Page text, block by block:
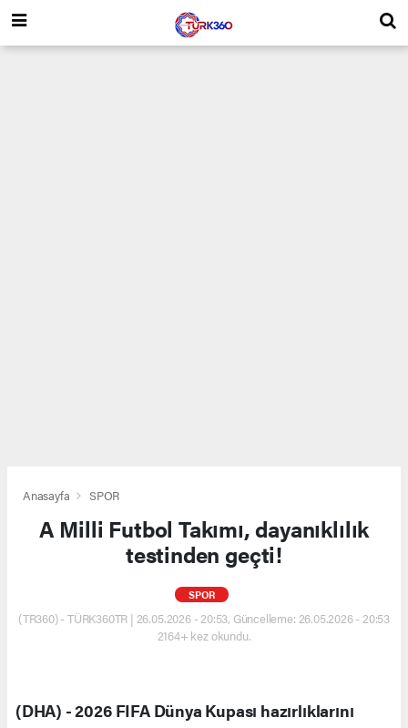
Anasayfa SPOR
A Milli Futbol Takımı, dayanıklılık
testinden geçti!
SPOR
(TR360) - TÜRK360TR | 26.05.2026 - 20:53, Güncelleme: 26.05.2026 - 20:53
2164+ kez okundu.
(DHA) - 2026 FIFA Dünya Kupası hazırlıklarını